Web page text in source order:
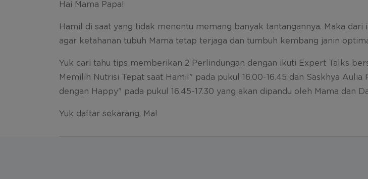
Hai Mama Papa!
Hamil di saat yang tidak menentu memang banyak tantangannya. Maka
agar ketahanan tubuh Mama tetap terjaga dan tumbuh kembang janin
Yuk cari tahu tips memberikan 2 Perlindungan dengan ikuti Expert Talks
Memilih Nutrisi Tepat saat Hamil" pada pukul 16.00-16.45 dan Saskhya
dengan Happy" pada pukul 16.45-17.30 yang akan dipandu oleh Mama dan
Yuk daftar sekarang, Ma!